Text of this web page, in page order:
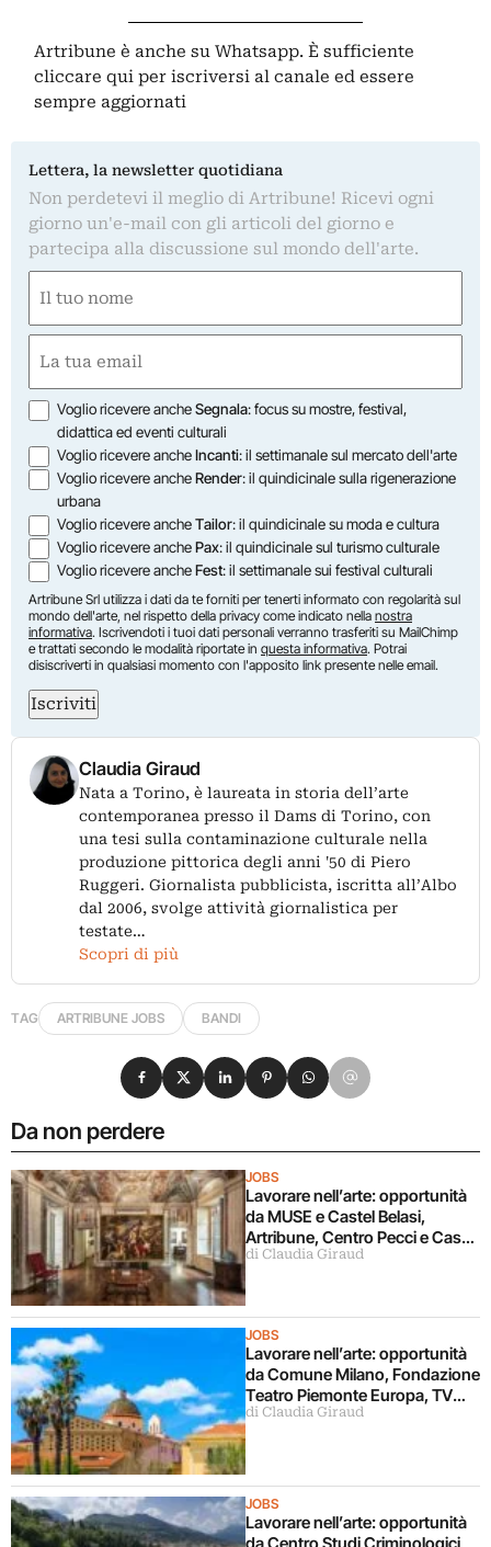
Artribune è anche su Whatsapp. È sufficiente
cliccare qui per iscriversi al canale ed essere
sempre aggiornati
Lettera, la newsletter quotidiana
Non perdetevi il meglio di Artribune! Ricevi ogni
giorno un'e-mail con gli articoli del giorno e
partecipa alla discussione sul mondo dell'arte.
(Required)
First
(Required)
Opzioni
Voglio ricevere ancheSegnala: focus su mostre, festival,
didattica ed eventi culturali
Voglio ricevere ancheIncanti: il settimanale sul mercato dell'arte
Voglio ricevere ancheRender: il quindicinale sulla rigenerazione
urbana
Voglio ricevere ancheTailor: il quindicinale su moda e cultura
Voglio ricevere anchePax: il quindicinale sul turismo culturale
Voglio ricevere ancheFest: il settimanale sui festival culturali
Artribune Srl utilizza i dati da te forniti per tenerti informato con regolarità sul
mondo dell'arte, nel rispetto della privacy come indicato nella nostra
informativa. Iscrivendoti i tuoi dati personali verranno trasferiti su MailChimp
e trattati secondo le modalità riportate in questa informativa. Potrai
disiscriverti in qualsiasi momento con l'apposito link presente nelle email.
Iscriviti
Claudia Giraud
Nata a Torino, è laureata in storia dell’arte
contemporanea presso il Dams di Torino, con
una tesi sulla contaminazione culturale nella
produzione pittorica degli anni '50 di Piero
Ruggeri. Giornalista pubblicista, iscritta all’Albo
dal 2006, svolge attività giornalistica per
testate…
Scopri di più
TAG ARTRIBUNE JOBS BANDI
Da non perdere
JOBS
Lavorare nell’arte: opportunità
da MUSE e Castel Belasi,
Artribune, Centro Pecci e Casa
Masaccio, Comune di Genova
di Claudia Giraud
JOBS
Lavorare nell’arte: opportunità
da Comune Milano, Fondazione
Teatro Piemonte Europa, TV
Sorrisi&Canzoni, Fondazione
di Claudia Giraud
JOBS
Lavorare nell’arte: opportunità
Condividi su Facebook
Condividi su X
Condividi su LinkedIn
Condividi su Pinterest
Condividi su WhatsApp
Condividi su Email